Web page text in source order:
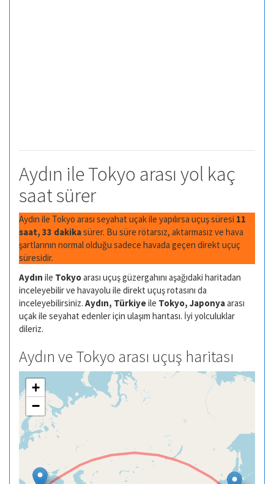
Aydın ile Tokyo arası yol kaç
saat sürer
Aydın ile Tokyo arası seyahat uçak ile yapılırsa uçuş süresi 11
saat, 33 dakikasürer. Bu süre rötarsız, aktarmasız ve hava
şartlarının normal olduğu sadece havada geçen direkt uçuç
süresidir.
Aydın ile Tokyoarası uçuş güzergahını aşağıdaki haritadan
inceleyebilir ve havayolu ile direkt uçuş rotasını da
inceleyebilirsiniz. Aydın, Türkiyeile Tokyo, Japonyaarası
uçak ile seyahat edenler için ulaşım harıtası. İyi yolculuklar
dileriz.
Aydın ve Tokyo arası uçuş haritası
+
−